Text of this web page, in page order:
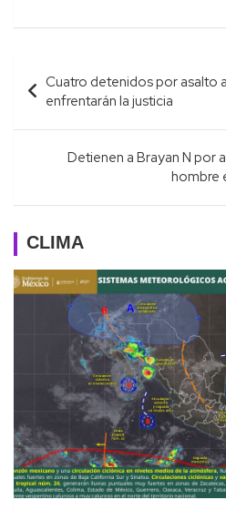
Navegación
de
entradas
Cuatro detenidos por asalto
enfrentarán la justicia
Detienen a Brayan N por
hombre
CLIMA